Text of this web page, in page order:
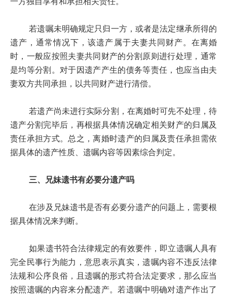
若遗嘱未明确规定只归一方，或者是法定继承所得的
遗产，通常情况下，该遗产属于夫妻共同财产。在离婚
时，一般应按照夫妻共同财产的分割原则进行处理，通常
是均等分割。对于因遗产产生的债务等责任，也应当由夫
妻双方共同承担，以共同财产进行清偿。
若遗产尚未进行实际分割，在离婚时可先不处理，待
遗产分割完毕后，再根据具体情况确定相关财产的归属及
责任承担方式。总之，离婚时遗产的归属及责任承担需依
据具体的遗产性质、遗嘱内容等因素综合判定。
三、兄妹遗书有必要分遗产吗
在涉及兄妹遗书是否有必要分遗产的问题上，需要根
据具体情况来判断。
如果遗书符合法律规定的有效要件，即立遗嘱人具有
完全民事行为能力，意思表示真实，遗嘱内容不违反法律
法规和公序良俗，且遗嘱的形式符合法定要求，那么应当
按照遗嘱的内容来分配遗产。若遗嘱中明确对遗产作出了